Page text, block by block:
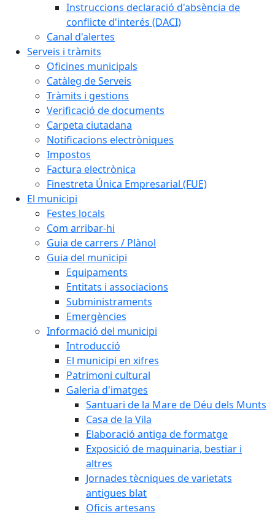
Instruccions declaració d'absència de
conflicte d'interés (DACI)
Canal d'alertes
Serveis i tràmits
Oficines municipals
Catàleg de Serveis
Tràmits i gestions
Verificació de documents
Carpeta ciutadana
Notificacions electròniques
Impostos
Factura electrònica
Finestreta Única Empresarial (FUE)
El municipi
Festes locals
Com arribar-hi
Guia de carrers / Plànol
Guia del municipi
Equipaments
Entitats i associacions
Subministraments
Emergències
Informació del municipi
Introducció
El municipi en xifres
Patrimoni cultural
Galeria d'imatges
Santuari de la Mare de Déu dels Munts
Casa de la Vila
Elaboració antiga de formatge
Exposició de maquinaria, bestiar i
altres
Jornades tècniques de varietats
antigues blat
Oficis artesans